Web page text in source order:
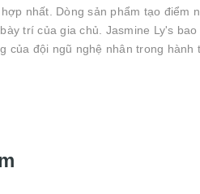
nhất. Dòng sản phẩm tạo điểm
trí của gia chủ. Jasmine Ly's
của đội ngũ nghệ nhân trong